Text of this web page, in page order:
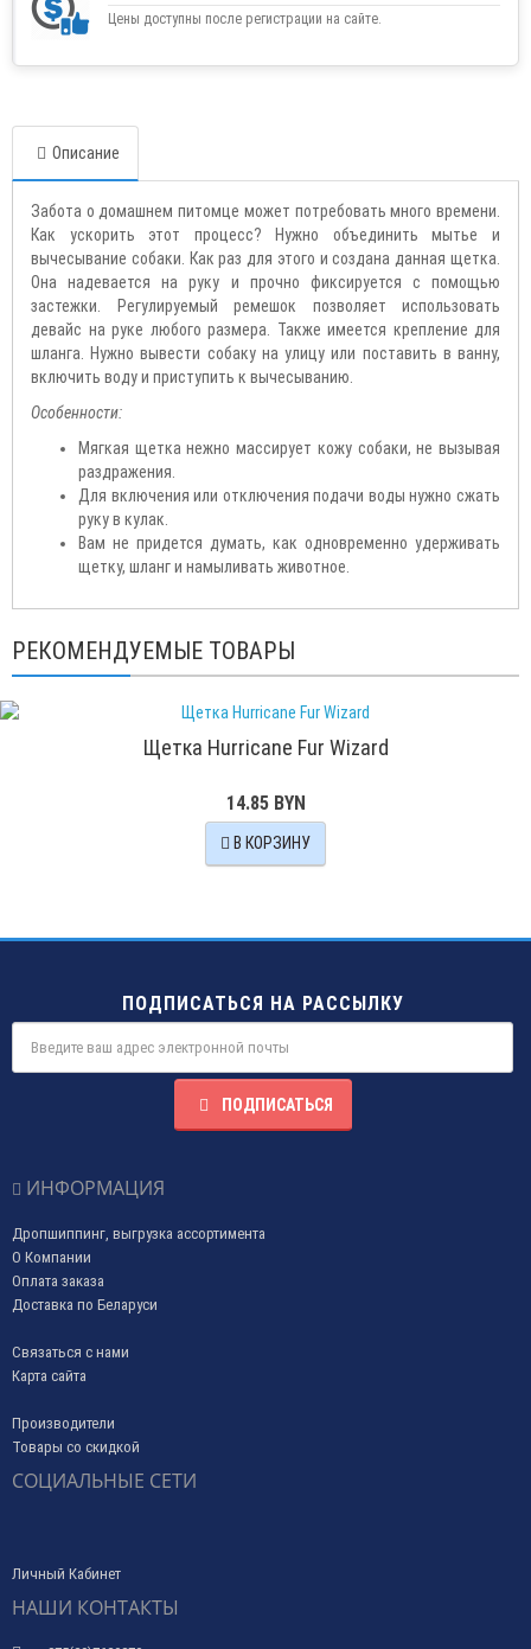
Цены доступны после регистрации на сайте.
Описание
Забота о домашнем питомце может потребовать много времени.
Как ускорить этот процесс? Нужно объединить мытье и
вычесывание собаки. Как раз для этого и создана данная щетка.
Она надевается на руку и прочно фиксируется с помощью
застежки. Регулируемый ремешок позволяет использовать
девайс на руке любого размера. Также имеется крепление для
шланга. Нужно вывести собаку на улицу или поставить в ванну,
включить воду и приступить к вычесыванию.
Особенности:
Мягкая щетка нежно массирует кожу собаки, не вызывая
раздражения.
Для включения или отключения подачи воды нужно сжать
руку в кулак.
Вам не придется думать, как одновременно удерживать
щетку, шланг и намыливать животное.
РЕКОМЕНДУЕМЫЕ ТОВАРЫ
Щетка Hurricane Fur Wizard
14.85 BYN
В КОРЗИНУ
ПОДПИСАТЬСЯ НА РАССЫЛКУ
ПОДПИСАТЬСЯ
ИНФОРМАЦИЯ
Дропшиппинг, выгрузка ассортимента
О Компании
Оплата заказа
Доставка по Беларуси
Связаться с нами
Карта сайта
Производители
Товары со скидкой
СОЦИАЛЬНЫЕ СЕТИ
Личный Кабинет
НАШИ КОНТАКТЫ